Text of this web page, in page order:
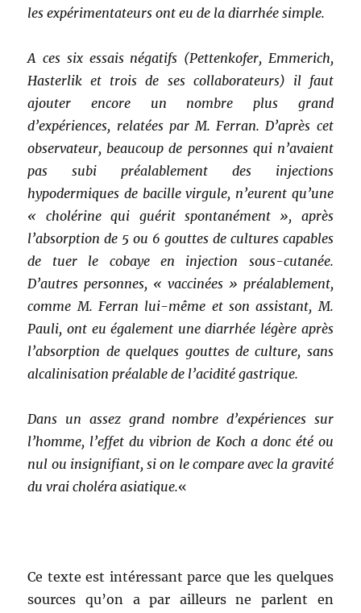
les expérimentateurs ont eu de la diarrhée simple.
A ces six essais négatifs (Pettenkofer, Emmerich,
Hasterlik et trois de ses collaborateurs) il faut
ajouter encore un nombre plus grand
d’expériences, relatées par M. Ferran. D’après cet
observateur, beaucoup de personnes qui n’avaient
pas subi préalablement des injections
hypodermiques de bacille virgule, n’eurent qu’une
« cholérine qui guérit spontanément », après
l’absorption de 5 ou 6 gouttes de cultures capables
de tuer le cobaye en injection sous-cutanée.
D’autres personnes, « vaccinées » préalablement,
comme M. Ferran lui-même et son assistant, M.
Pauli, ont eu également une diarrhée légère après
l’absorption de quelques gouttes de culture, sans
alcalinisation préalable de l’acidité gastrique.
Dans un assez grand nombre d’expériences sur
l’homme, l’effet du vibrion de Koch a donc été ou
nul ou insignifiant, si on le compare avec la gravité
du vrai choléra asiatique.«
Ce texte est intéressant parce que les quelques
sources qu’on a par ailleurs ne parlent en